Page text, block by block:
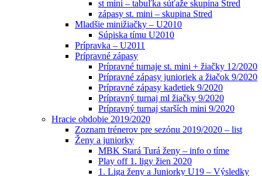
st mini – tabuľka súťaže skupina Stred
zápasy st. mini – skupina Stred
Mladšie minižiačky – U2010
Súpiska tímu U2010
Prípravka – U2011
Prípravné zápasy
Prípravné turnaje st. mini + žiačky 12/2020
Prípravné zápasy junioriek a žiačok 9/2020
Prípravné zápasy kadetiek 9/2020
Prípravný turnaj ml žiačky 9/2020
Prípravný turnaj starších mini 9/2020
Hracie obdobie 2019/2020
Zoznam trénerov pre sezónu 2019/2020 – list
Ženy a juniorky
MBK Stará Turá ženy – info o tíme
Play off 1. ligy žien 2020
1. Liga ženy a Juniorky U19 – Výsledky